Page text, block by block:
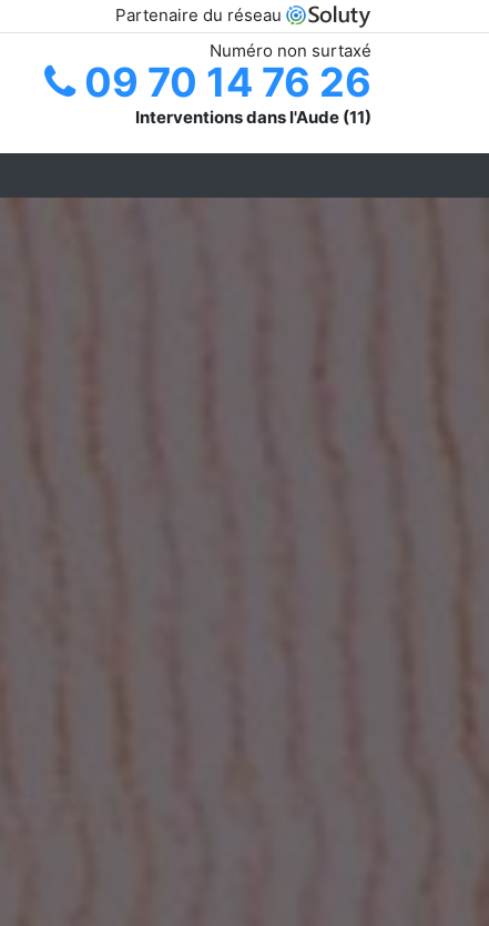
Partenaire du réseau
Numéro non surtaxé
09 70 14 76 26
Interventions dans l'Aude (11)